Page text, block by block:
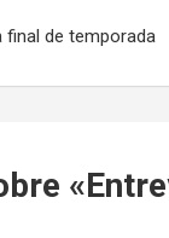
final de temporada
«